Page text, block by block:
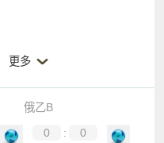
更多
俄乙B
0 :
0